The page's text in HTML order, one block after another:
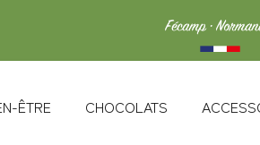
ÊTRE CHOCOLATS